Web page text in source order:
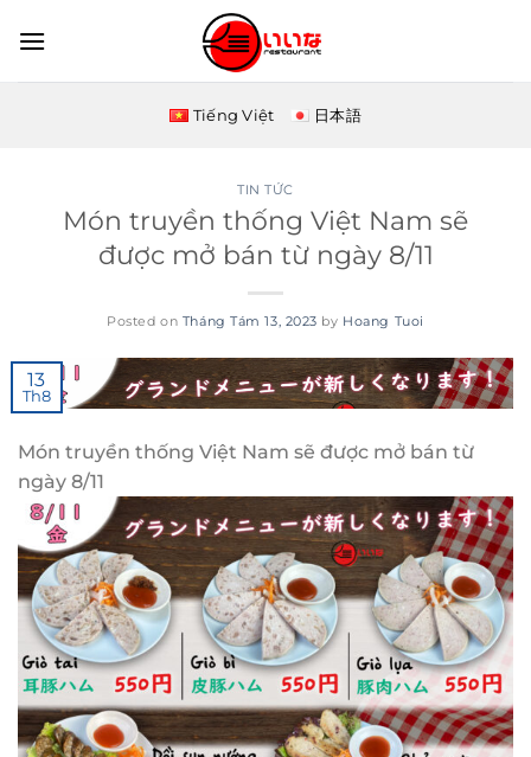
Tiếng Việt 日本語
TIN TỨC
Món truyền thống Việt Nam sẽ
được mở bán từ ngày 8/11
Posted on Tháng Tám 13, 2023 by Hoang Tuoi
13
Th8
Món truyền thống Việt Nam sẽ được mở bán từ
ngày 8/11